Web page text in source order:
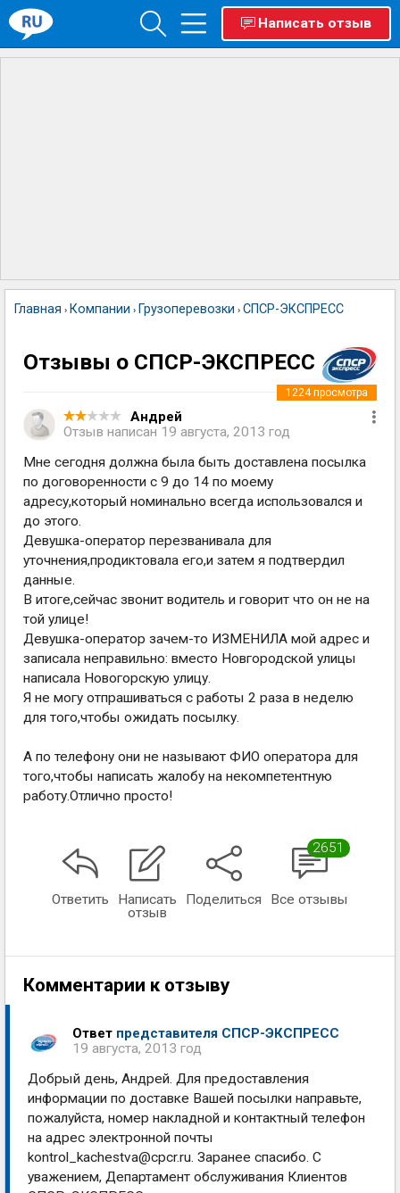
Написать отзыв
Главная › Компании › Грузоперевозки › СПСР-ЭКСПРЕСС
Отзывы о СПСР-ЭКСПРЕСС
Андрей
Отзыв написан 19 августа, 2013 год
1224просмотра
Мне сегодня должна была быть доставлена посылка
по договоренности с 9 до 14 по моему
адресу,который номинально всегда использовался и
до этого.
Девушка-оператор перезванивала для
уточнения,продиктовала его,и затем я подтвердил
данные.
В итоге,сейчас звонит водитель и говорит что он не на
той улице!
Девушка-оператор зачем-то ИЗМЕНИЛА мой адрес и
записала неправильно: вместо Новгородской улицы
написала Новогорскую улицу.
Я не могу отпрашиваться с работы 2 раза в неделю
для того,чтобы ожидать посылку.
А по телефону они не называют ФИО оператора для
того,чтобы написать жалобу на некомпетентную
работу.Отлично просто!
Ответить
Написать
отзыв
Поделиться
2651
Все отзывы
Комментарии к отзыву
Ответ представителя СПСР-ЭКСПРЕСС
19 августа, 2013 год
Добрый день, Андрей. Для предоставления
информации по доставке Вашей посылки направьте,
пожалуйста, номер накладной и контактный телефон
на адрес электронной почты
kontrol_kachestva@cpcr.ru. Заранее спасибо. С
уважением, Департамент обслуживания Клиентов